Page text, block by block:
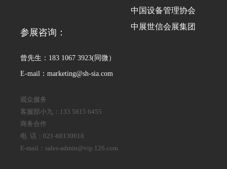
参展咨询：
曾先生：183 1067 3923(同微）
E-mail：marketing@sh-sia.com
观众服务
客服部小九：133 5815 6455
商务合作
电 话：021-68130018
E-mail：sales-admin@vip.126.com
中国设备管理协会
中展世信会展集团